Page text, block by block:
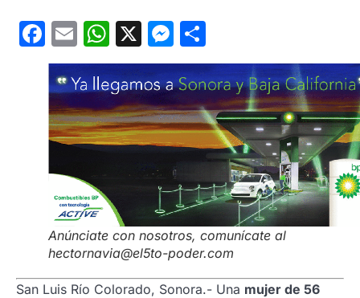
Facebook
EmailWhatsApp
X Messenger
Anúnciate con nosotros, comunícate al
hectornavia@el5to-poder.com
San Luis Río Colorado, Sonora.- Una mujer de 56